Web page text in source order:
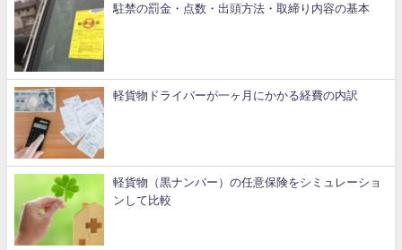
駐禁の罰金・点数・出頭方法・取締り内容の基本
軽貨物ドライバーが一ヶ月にかかる経費の内訳
軽貨物（黒ナンバー）の任意保険をシミュレーショ
ンして比較